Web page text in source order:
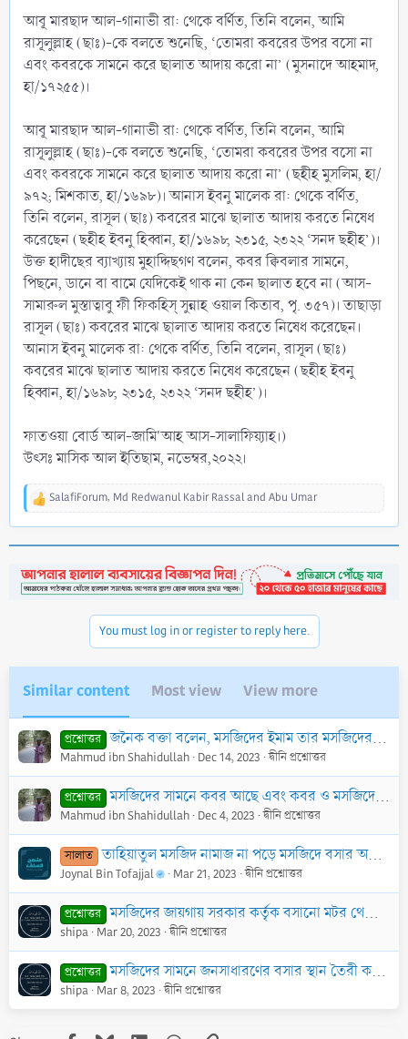
আবূ মারছাদ আল-গানাভী রা: থেকে বর্ণিত, তিনি বলেন, আমি
রাসূলুল্লাহ (ছাঃ)-কে বলতে শুনেছি, ‘তোমরা কবরের উপর বসো না
এবং কবরকে সামনে করে ছালাত আদায় করো না’ (মুসনাদে আহমাদ,
হা/১৭২৫৫)।
আবূ মারছাদ আল-গানাভী রা: থেকে বর্ণিত, তিনি বলেন, আমি
রাসূলুল্লাহ (ছাঃ)-কে বলতে শুনেছি, ‘তোমরা কবরের উপর বসো না
এবং কবরকে সামনে করে ছালাত আদায় করো না’ (ছহীহ মুসলিম, হা/
৯৭২; মিশকাত, হা/১৬৯৮)। আনাস ইবনু মালেক রা: থেকে বর্ণিত,
তিনি বলেন, রাসূল (ছাঃ) কবরের মাঝে ছালাত আদায় করতে নিষেধ
করেছেন (ছহীহ ইবনু হিব্বান, হা/১৬৯৮, ২৩১৫, ২৩২২ ‘সনদ ছহীহ’)।
উক্ত হাদীছের ব্যাখ্যায় মুহাদ্দিছগণ বলেন, কবর ক্বিবলার সামনে,
পিছনে, ডানে বা বামে যেদিকেই থাক না কেন ছালাত হবে না (আস-
সামারুল মুস্তাত্বাবু ফী ফিকহিস্ সুন্নাহ ওয়াল কিতাব, পৃ. ৩৫৭)। তাছাড়া
রাসূল (ছাঃ) কবরের মাঝে ছালাত আদায় করতে নিষেধ করেছেন।
আনাস ইবনু মালেক রা: থেকে বর্ণিত, তিনি বলেন, রাসূল (ছাঃ)
কবরের মাঝে ছালাত আদায় করতে নিষেধ করেছেন (ছহীহ ইবনু
হিব্বান, হা/১৬৯৮, ২৩১৫, ২৩২২ ‘সনদ ছহীহ’)।
ফাতওয়া বোর্ড আল-জামি'আহ আস-সালাফিয়্যাহ।)
উৎসঃ মাসিক আল ইতিছাম, নভেম্বর,২০২২।
R
t
i
SalafiForum, Md Redwanul Kabir Rassaland Abu Umar
You must log in or register to reply here.
Similar content Most view View more
প্রশ্নোত্তর জনৈক বক্তা বলেন, মসজিদের ইমাম তার মসজিদের আশেপাশের চল্লিশ ঘর লোকের জন্য ক্বিয়ামতের দিন সুপারিশ করবে এবং তাদেরকে জান্নাতে নিয়ে যাবে। উক্ত
Mahmud ibn Shahidullah Dec 14, 2023 দ্বীনি প্রশ্নোত্তর
প্রশ্নোত্তর মসজিদের সামনে কবর আছে এবং কবর ও মসজিদের মাঝে কোন প্রাচীর নেই। এখন করণীয় কী?
Mahmud ibn Shahidullah Dec 4, 2023 দ্বীনি প্রশ্নোত্তর
সালাত তাহিয়াতুল মসজিদ নামাজ না পড়ে মসজিদে বসার অনুমতি নেই- এমন বক্তব্য কি ঠিক?
Joynal Bin Tofajjal Mar 21, 2023 দ্বীনি প্রশ্নোত্তর
প্রশ্নোত্তর মসজিদের জায়গায় সরকার কর্তৃক বসানো মটর থেকে গ্রামবাসী পানি পান করতে পারবে কি?
shipa Mar 20, 2023 দ্বীনি প্রশ্নোত্তর
প্রশ্নোত্তর মসজিদের সামনে জনসাধারণের বসার স্থান তৈরী করা যাবে কি?
shipa Mar 8, 2023 দ্বীনি প্রশ্নোত্তর